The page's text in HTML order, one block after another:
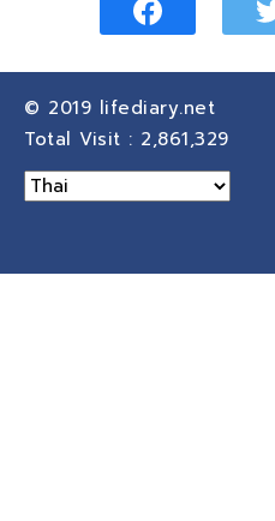
© 2019 lifediary.net
Total Visit : 2,861,329